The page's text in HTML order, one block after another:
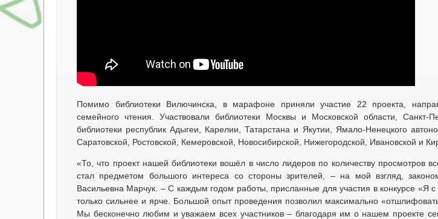
Помимо библиотеки Вилючинска, в марафоне приняли участие 22 проекта,
семейного чтения. Участвовали библиотеки Москвы и Московской области, Санкт-
библиотеки республик Адыгеи, Карелии, Татарстана и Якутии, Ямало-Ненецкого
Саратовской, Ростовской, Кемеровской, Новосибирской, Нижегородской, Ивановской и
«То, что проект нашей библиотеки вошёл в число лидеров по количеству просмотров
стал предметом большого интереса со стороны зрителей, – на мой взгляд,
Васильевна Марчук. – С каждым годом работы, присланные для участия в конкурсе «Я с
только сильнее и ярче. Большой опыт проведения позволил максимально
Мы бесконечно любим и уважаем всех участников – благодаря им о нашем проекте